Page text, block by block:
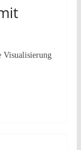
Visualisierung